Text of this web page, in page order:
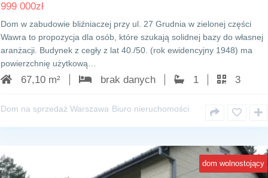
999 000zł
Dom w zabudowie bliźniaczej przy ul. 27 Grudnia w zielonej części
Wawra to propozycja dla osób, które szukają solidnej bazy do własnej
aranżacji. Budynek z cegły z lat 40./50. (rok ewidencyjny 1948) ma
powierzchnię użytkową…
67,10 m² brak danych 1 3
Dom na sprzedaż Warszawa Biuro nieruchomości
dom wolnostojący